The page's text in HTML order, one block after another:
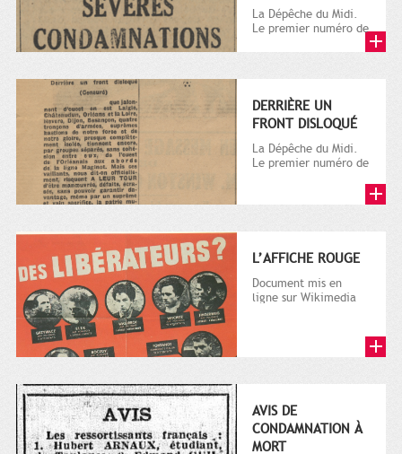
La Dépêche du Midi.
Le premier numéro de
DERRIÈRE UN
FRONT DISLOQUÉ
La Dépêche du Midi.
Le premier numéro de
octobre...
L’AFFICHE ROUGE
Document mis en
ligne sur Wikimedia
AVIS DE
CONDAMNATION À
MORT